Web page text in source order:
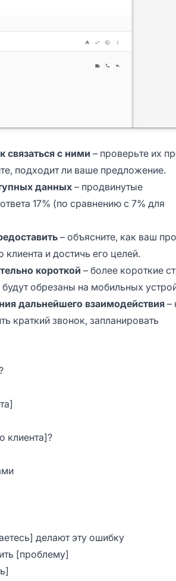
связаться с ними – проверьте их
подходит ли ваше предложение.
данных– продвинутые
17% (по сравнению с 7% для
– объясните, как ваш
и достичь его целей.
короткой – более короткие
обрезаны на мобильных
дальнейшего взаимодействия–
краткий звонок, запланировать
клиента]?
делают эту ошибку
[проблему]